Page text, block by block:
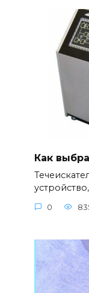
Как
0